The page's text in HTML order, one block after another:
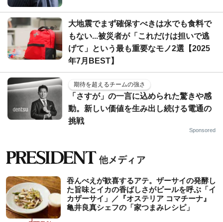
大地震でまず確保すべきは水でも食料で
もない...被災者が「これだけは担いで逃
げて」という最も重要なモノ2選【2025
年7月BEST】
期待を超えるチームの強さ
「さすが」の一言に込められた驚きや感
動。新しい価値を生み出し続ける電通の
挑戦
Sponsored
吞んべえが歓喜するアテ。ザーサイの発酵し
た旨味とイカの香ばしさがビールを呼ぶ「イ
カザーサイ」／『オステリア コマチーナ』
⻲井良真シェフの「家つまみレシピ」